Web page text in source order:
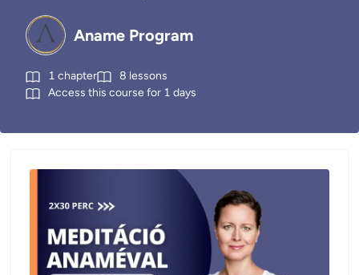
Aname Program
1 chapter 8 lessons
Access this course for 1 days